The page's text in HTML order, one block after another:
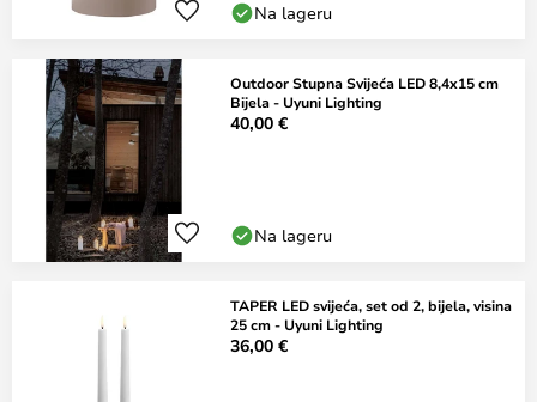
Na lageru
Outdoor Stupna Svijeća LED 8,4x15 cm
Bijela - Uyuni Lighting
40,00 €
Na lageru
TAPER LED svijeća, set od 2, bijela, visina
25 cm - Uyuni Lighting
36,00 €